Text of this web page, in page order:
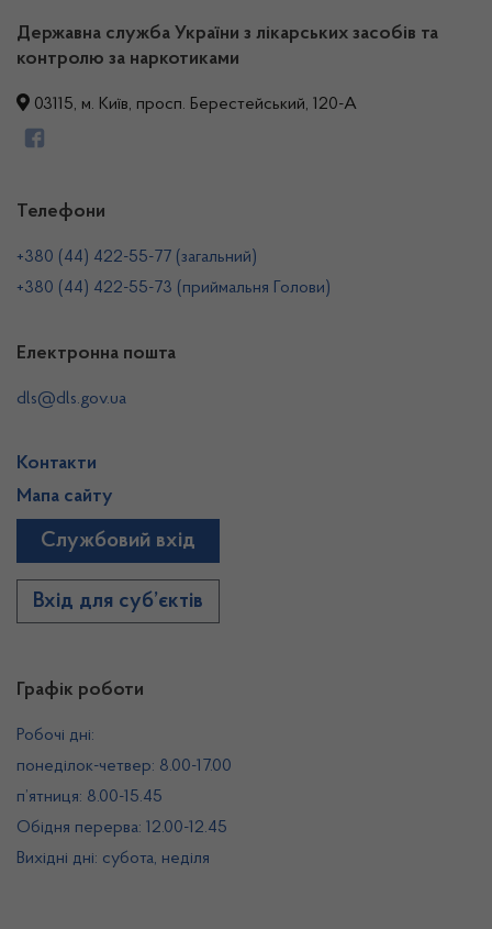
Державна служба України з лікарських засобів та
контролю за наркотиками
03115, м. Київ, просп. Берестейський, 120-А
Графік роботи
Робочі дні:
понеділок-четвер: 8.00-17.00
п’ятниця: 8.00-15.45
Обідня перерва: 12.00-12.45
Вихідні дні: субота, неділя
Телефони
+380 (44) 422-55-77 (загальний)
+380 (44) 422-55-73 (приймальня Голови)
Електронна пошта
dls@dls.gov.ua
Контакти
Мапа сайту
Службовий вхід
Вхід для суб’єктів